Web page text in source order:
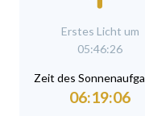
Erstes Licht um
05:46:26
Zeit des
06:19:06